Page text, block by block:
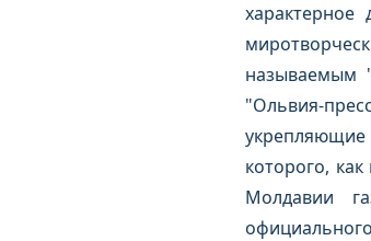
называемым
"Ольвия-
которого,
Молдавии